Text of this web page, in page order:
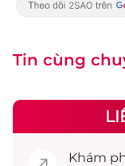
Tin cùng
Khám